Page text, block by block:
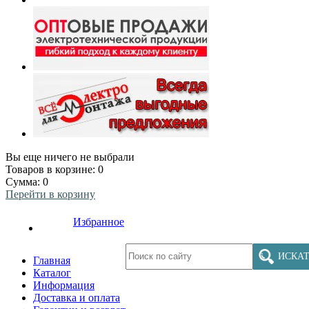
Вы еще ничего не выбрали
Товаров в корзине: 0
Сумма: 0
Перейти в корзину
Избранное
Главная
Каталог
Информация
Доставка и оплата